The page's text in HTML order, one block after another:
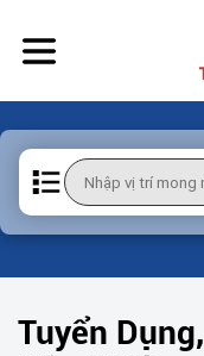
Tuyển